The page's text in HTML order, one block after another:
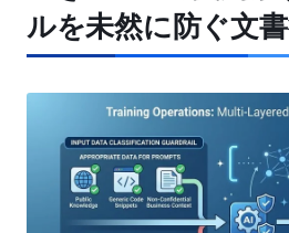
ルを未然に防ぐ文